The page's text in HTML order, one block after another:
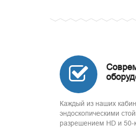
Каждый из наших
эндоскопическими
разрешением HD и